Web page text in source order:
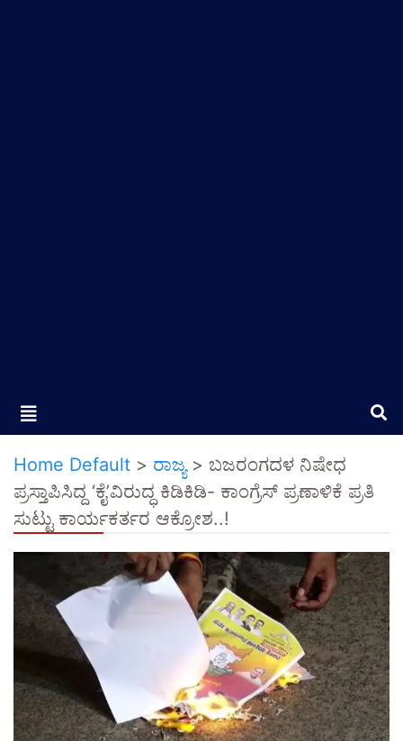
Home Default > ರಾಜ್ಯ> ಬಜರಂಗದಳ ನಿಷೇಧ
ಪ್ರಸ್ತಾಪಿಸಿದ್ದ ‘ಕೈ’ವಿರುದ್ಧ ಕಿಡಿಕಿಡಿ- ಕಾಂಗ್ರೆಸ್ ಪ್ರಣಾಳಿಕೆ ಪ್ರತಿ
ಸುಟ್ಟು ಕಾರ್ಯಕರ್ತರ ಆಕ್ರೋಶ..!